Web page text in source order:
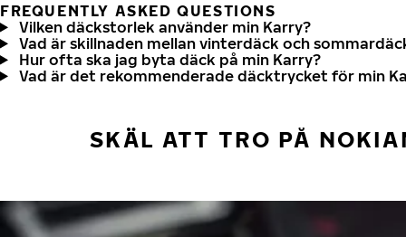
FREQUENTLY ASKED QUESTIONS
Vilken däckstorlek använder min Karry?
Vad är skillnaden mellan vinterdäck och
Hur ofta ska jag byta däck på min Karry?
Vad är det rekommenderade däcktrycket för min
SKÄL ATT TRO PÅ